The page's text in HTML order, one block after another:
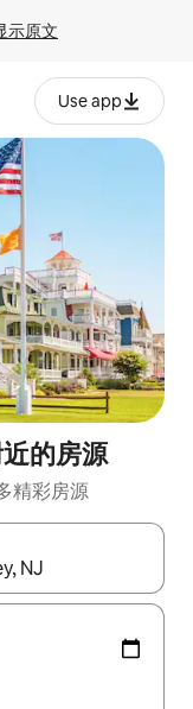
示原文
Use app
的房源
精彩房源
通过点击或滑动手势